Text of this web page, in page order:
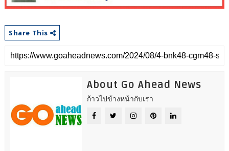
Share This
About Go Ahead News
ก้าวไปข้างหน้ากับเรา